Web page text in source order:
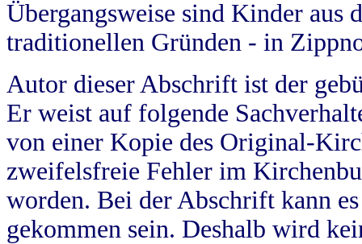
Übergangsweise sind Kinder aus
traditionellen Gründen - in
Autor dieser Abschrift ist der
Er weist auf folgende
von einer Kopie des Original-
zweifelsfreie Fehler im
worden. Bei der Abschrift kann
gekommen sein. Deshalb wird